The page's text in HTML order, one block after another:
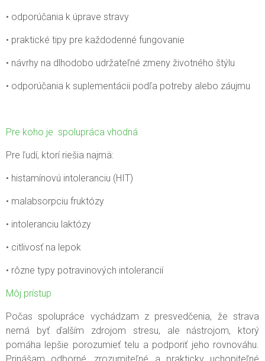
• odporúčania k úprave stravy
• praktické tipy pre každodenné fungovanie
• návrhy na dlhodobo udržateľné zmeny životného štýlu
• odporúčania k suplementácii podľa potreby alebo záujmu
Pre koho je spolupráca vhodná
Pre ľudí, ktorí riešia najmä:
• histamínovú intoleranciu (HIT)
• malabsorpciu fruktózy
• intoleranciu laktózy
• citlivosť na lepok
• rôzne typy potravinových intolerancií
Môj prístup
Počas spolupráce vychádzam z presvedčenia, že strava
nemá byť ďalším zdrojom stresu, ale nástrojom, ktorý
pomáha lepšie porozumieť telu a podporiť jeho rovnováhu.